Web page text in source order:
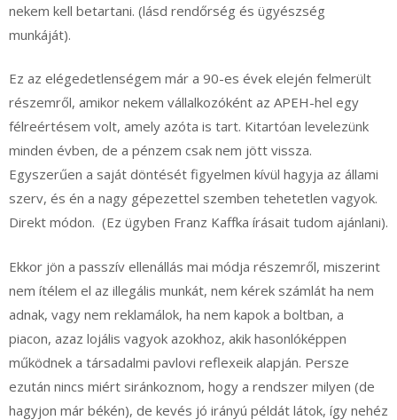
nekem kell betartani. (lásd rendőrség és ügyészség
munkáját).
Ez az elégedetlenségem már a 90-es évek elején felmerült
részemről, amikor nekem vállalkozóként az APEH-hel egy
félreértésem volt, amely azóta is tart. Kitartóan levelezünk
minden évben, de a pénzem csak nem jött vissza.
Egyszerűen a saját döntését figyelmen kívül hagyja az állami
szerv, és én a nagy gépezettel szemben tehetetlen vagyok.
Direkt módon. (Ez ügyben Franz Kaffka írásait tudom ajánlani).
Ekkor jön a passzív ellenállás mai módja részemről, miszerint
nem ítélem el az illegális munkát, nem kérek számlát ha nem
adnak, vagy nem reklamálok, ha nem kapok a boltban, a
piacon, azaz lojális vagyok azokhoz, akik hasonlóképpen
működnek a társadalmi pavlovi reflexeik alapján. Persze
ezután nincs miért siránkoznom, hogy a rendszer milyen (de
hagyjon már békén), de kevés jó irányú példát látok, így nehéz